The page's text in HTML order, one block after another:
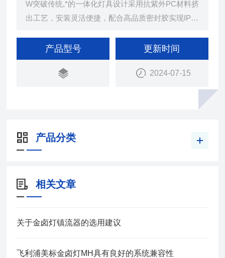
W突破传统,*的一体化灯具设计采用抗紫外PC材料挤
出工艺，安装灵活便捷，配合高品质密封胶实现IP65
的条件下同样能提供Z佳的照明效果。灯具采用飞利
浦LED模组，搭载专业光学设 计，*确保长期稳定的
舒适照明环境。
产品型号 更新时间
2024-07-15
产品分类
相关文章
关于金卤灯镇流器的选用建议
飞利浦美标金卤灯MH具有良好的系统兼容性